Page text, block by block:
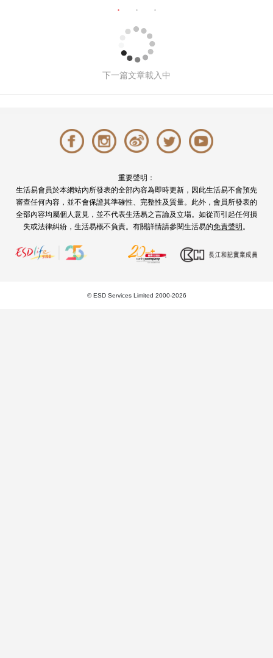
Bridal Shower 7大籌備指南Q&A丨婚
前派對主題活動、場地佈置構思丨
Bridal Shower打卡姊妹裝靈感＋特色
撰文: 編輯部 於 2026-05-22 10:00
1036137 次觀
Staycation
Bridal Shower在外國可說是必備的「婚禮傳統」，其
是慶祝新娘結束單身的派對，到底籌備 Bridal
主題、Bridal Shower的地點，到選擇Bridal Shower